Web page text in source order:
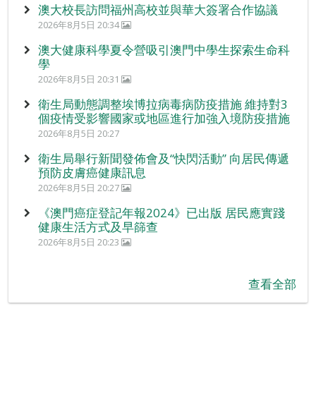
澳大校長訪問福州高校並與華大簽署合作協議
2026年8月5日 20:34
澳大健康科學夏令營吸引澳門中學生探索生命科
學
2026年8月5日 20:31
衛生局動態調整埃博拉病毒病防疫措施 維持對3
個疫情受影響國家或地區進行加強入境防疫措施
2026年8月5日 20:27
衛生局舉行新聞發佈會及“快閃活動” 向居民傳遞
預防皮膚癌健康訊息
2026年8月5日 20:27
《澳門癌症登記年報2024》已出版 居民應實踐
健康生活方式及早篩查
2026年8月5日 20:23
查看全部